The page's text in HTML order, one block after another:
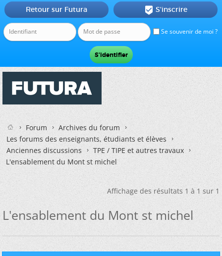
Se souvenir de moi ?
Retour sur Futura  S'inscrire
Forum
Archives du forum
Les forums des enseignants, étudiants et élèves
Anciennes discussions
TPE / TIPE et autres travaux
L'ensablement du Mont st michel
Affichage des résultats 1 à 1 sur 1
L'ensablement du Mont st michel